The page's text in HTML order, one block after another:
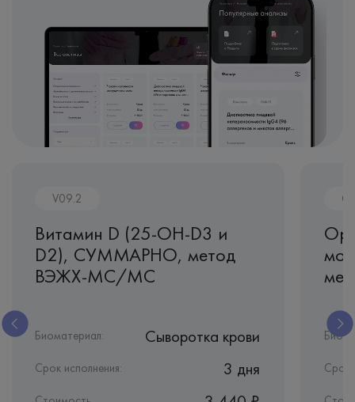
V09.2
Витамин D (25-OH-D3 и
D2), СУММАРНО, метод
ВЭЖХ-МС/МС
Биоматериал: Сыворотка крови
Срок исполнения: 3 дня Срок